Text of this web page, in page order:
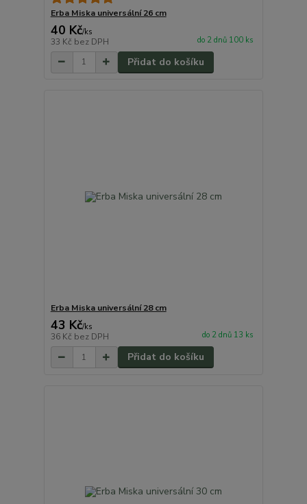
Erba Miska universální 26 cm
40 Kč/ks
33 Kč bez DPH do 2 dnů 100 ks
Přidat do košíku
Erba Miska universální 28 cm
43 Kč/ks
36 Kč bez DPH do 2 dnů 13 ks
Přidat do košíku